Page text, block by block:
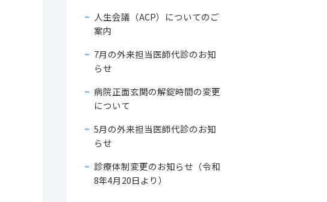
人生会議（ACP）についてのご
案内
7月の外来担当医師代診のお知
らせ
病院正面玄関の解錠時間の変更
について
5月の外来担当医師代診のお知
らせ
診療体制変更のお知らせ（令和
8年4月20日より）